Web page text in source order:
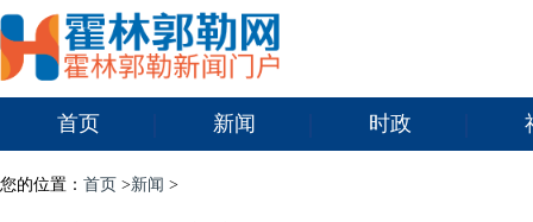
首页 新闻 时政
您的位置： 首页 >新闻 >